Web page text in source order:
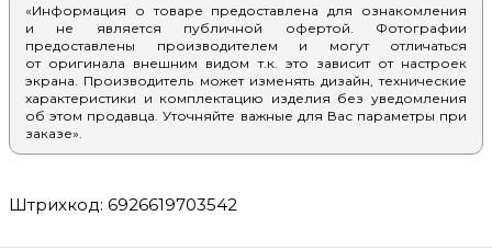
Штрихкод: 6926619703542
«Информация о товаре предоставлена для ознакомления
и не является публичной офертой. Фотографии
предоставлены производителем и могут отличаться
от оригинала внешним видом т.к. это зависит от настроек
экрана. Производитель может изменять дизайн, технические
характеристики и комплектацию изделия без уведомления
об этом продавца. Уточняйте важные для Вас параметры при
заказе».